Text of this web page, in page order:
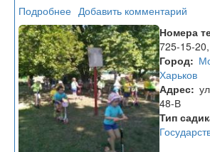
Подробнее
Детский
сад
№367
Добавить комментарий
Номера
725-15-
Город
Харьков
Адрес
48-В
Тип